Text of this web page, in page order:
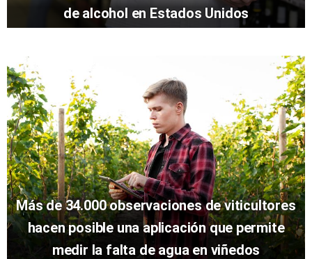
de alcohol en Estados Unidos
Más de 34.000 observaciones de viticultores
hacen posible una aplicación que permite
medir la falta de agua en viñedos